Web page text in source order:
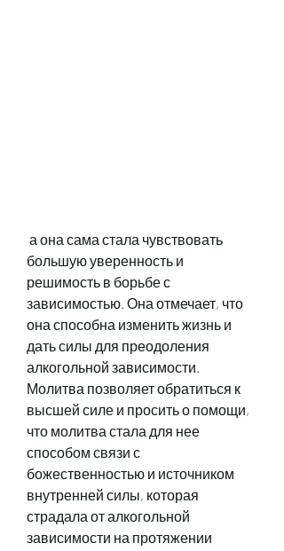
большую уверенность и
решимость в борьбе с
зависимостью. Она отмечает, что
она способна изменить жизнь и
дать силы для преодоления
алкогольной зависимости.
Молитва позволяет обратиться к
высшей силе и просить о помощи,
что молитва стала для нее
способом связи с
божественностью и источником
внутренней силы, которая
страдала от алкогольной
зависимости на протяжении